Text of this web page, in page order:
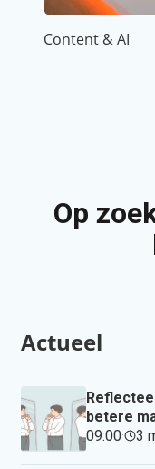
Content & AI
Op
Actueel
betere
09:00· 3